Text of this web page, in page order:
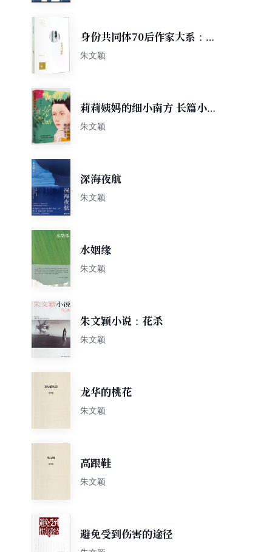
身份共同体70后作家大系：凝
视玛丽娜
朱文颖
莉莉姨妈的细小南方 长篇小说
朱文颖著
朱文颖
深海夜航
朱文颖
水姻缘
朱文颖
朱文颖小说：花杀
朱文颖
龙华的桃花
朱文颖
高跟鞋
朱文颖
避免受到伤害的途径